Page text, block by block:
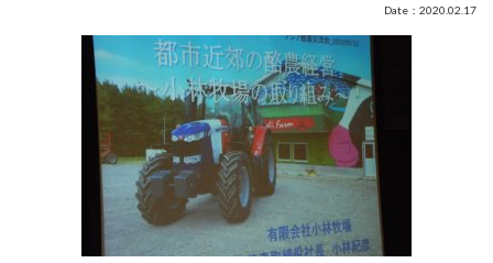
Date：2020.02.17